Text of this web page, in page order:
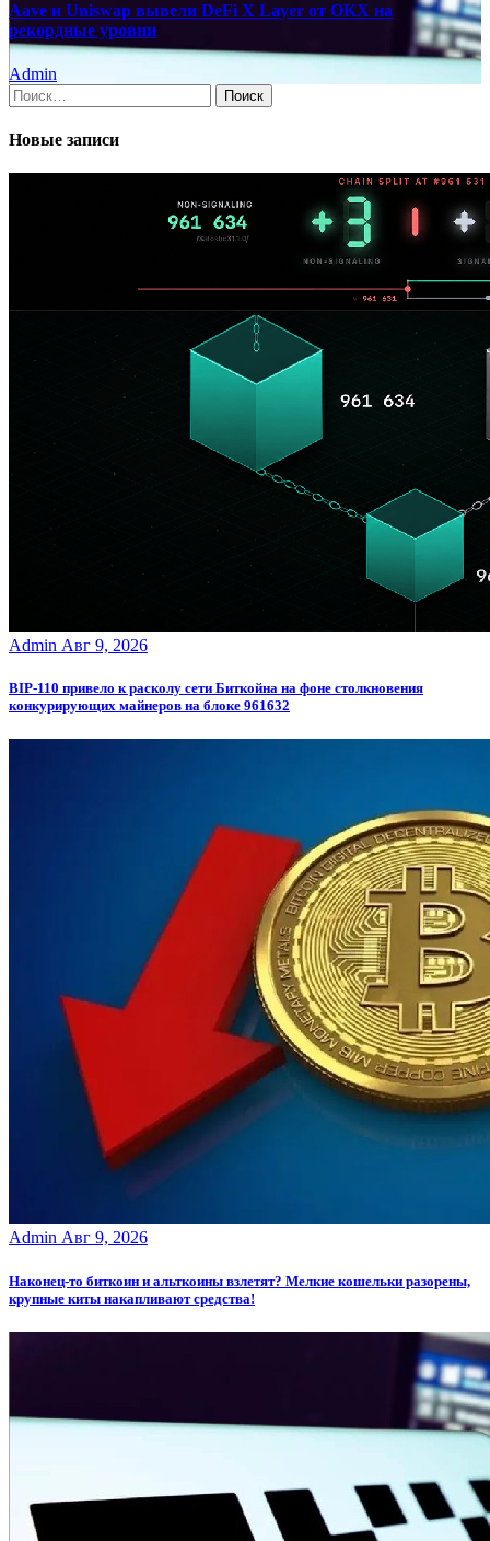
Aave и Uniswap вывели DeFi X Layer от OKX на
рекордные уровни
Admin
Найти:
Новые записи
Admin Авг 9, 2026
BIP-110 привело к расколу сети Биткойна на фоне столкновения
конкурирующих майнеров на блоке 961632
Admin Авг 9, 2026
Наконец-то биткоин и альткоины взлетят? Мелкие кошельки разорены,
крупные киты накапливают средства!